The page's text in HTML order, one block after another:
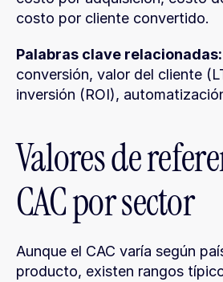
costo por cliente convertido.
Palabras clave relacionadas:
conversión, valor del cliente
inversión (ROI),
Valores de
CAC por sector
Aunque el CAC varía según
producto, existen rangos